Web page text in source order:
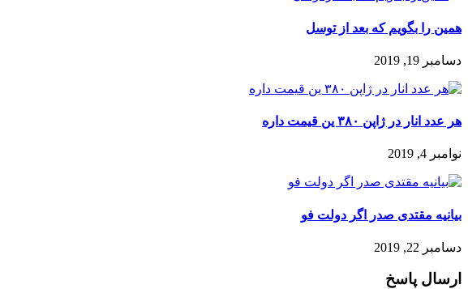
همین را بگویم که بعد از توسل
دسامبر 19, 2019
هر عدد انار در ژاپن ۳۸۰‌ ین قیمت داره
نوامبر 4, 2019
بیانیه مقتدی صدر اگر دولت فو
دسامبر 22, 2019
ارسال پاسخ